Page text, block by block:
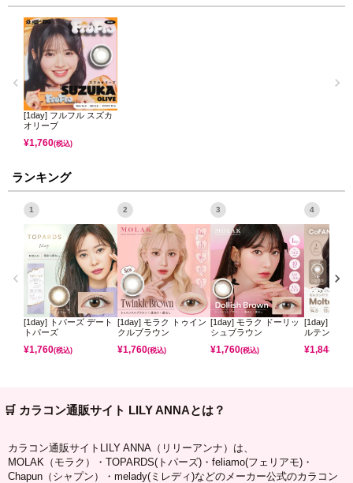
[1day] フルフル スズカ
オリーブ
¥1,760(税込)
ランキング
1
[1day] トパーズ デート
トパーズ
¥1,760(税込)
2
[1day] モラク トゥイン
クルブラウン
¥1,760(税込)
3
[1day] モラク ドーリッ
シュブラウン
¥1,760(税込)
4
[1day] コフ
ルテンパフ
¥1,848
🛒 カラコン通販サイト LILY ANNAとは？
カラコン通販サイトLILY ANNA（リリーアンナ）は、
MOLAK（モラク）・TOPARDS(トパーズ)・feliamo(フェリアモ)・
Chapun（シャプン）・melady(ミレディ)などのメーカー公式のカラコン